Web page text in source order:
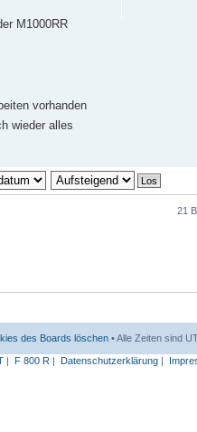
M1000RR
vorhanden
wieder alles
21
des Boards löschen • Alle Zeiten sind
| F 800 R| Datenschutzerklärung|